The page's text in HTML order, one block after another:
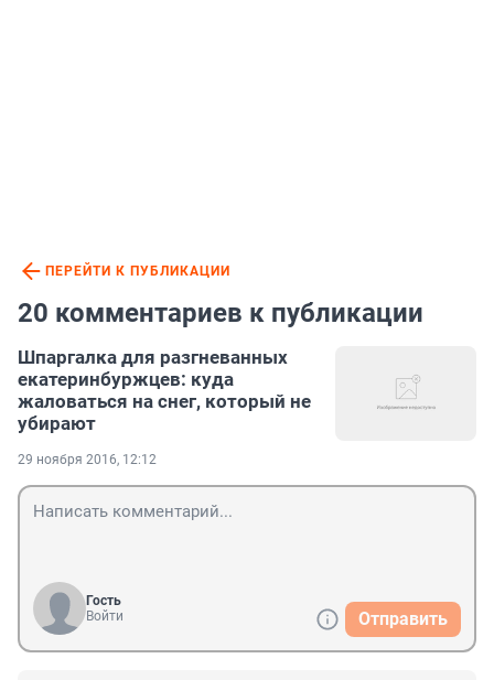
ПЕРЕЙТИ К ПУБЛИКАЦИИ
20 комментариев к публикации
Шпаргалка для разгневанных
екатеринбуржцев: куда
жаловаться на снег, который не
убирают
29 ноября 2016, 12:12
Гость
Войти
Отправить